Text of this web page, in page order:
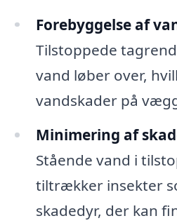
Forebyggelse af
Tilstoppede
vand løber over,
vandskader på
Minimering af
Stående vand i
tiltrækker insekter
skadedyr, der kan